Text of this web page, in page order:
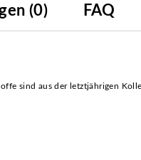
(0) FAQ
sind aus der letztjährigen